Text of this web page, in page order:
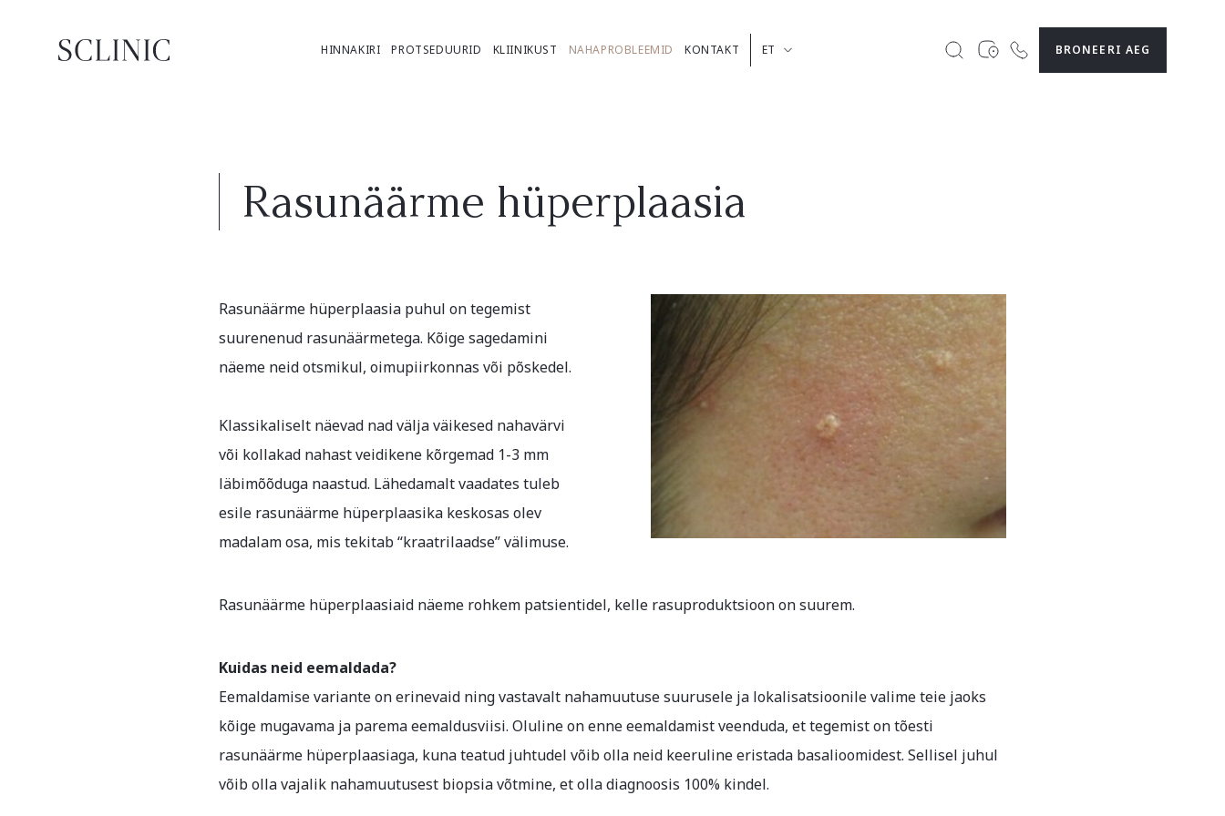
HINNAKIRI PROTSEDUURID KLIINIKUST NAHAPROBLEEMID KONTAKT ET BRONEERI AEG
Rasunäärme hüperplaasia
Rasunäärme hüperplaasia puhul on tegemist
suurenenud rasunäärmetega. Kõige sagedamini
näeme neid otsmikul, oimupiirkonnas või põskedel.
Klassikaliselt näevad nad välja väikesed nahavärvi
või kollakad nahast veidikene kõrgemad 1-3 mm
läbimõõduga naastud. Lähedamalt vaadates tuleb
esile rasunäärme hüperplaasika keskosas olev
madalam osa, mis tekitab “kraatrilaadse” välimuse.
Rasunäärme hüperplaasiaid näeme rohkem patsientidel, kelle rasuproduktsioon on suurem.
Kuidas neid eemaldada?
Eemaldamise variante on erinevaid ning vastavalt nahamuutuse suurusele ja lokalisatsioonile valime teie jaoks
kõige mugavama ja parema eemaldusviisi. Oluline on enne eemaldamist veenduda, et tegemist on tõesti
rasunäärme hüperplaasiaga, kuna teatud juhtudel võib olla neid keeruline eristada basalioomidest. Sellisel juhul
võib olla vajalik nahamuutusest biopsia võtmine, et olla diagnoosis 100% kindel.